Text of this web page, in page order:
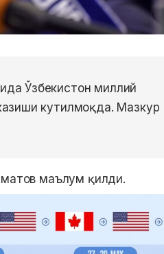
Ўзбекистон миллий
кутилмоқда. Мазкур
маълум қилди.